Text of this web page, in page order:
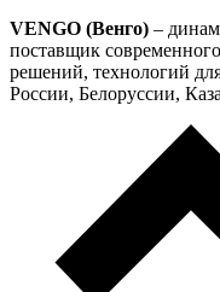
VENGO (Венго) –
поставщик
решений, технологий
России, Белоруссии,